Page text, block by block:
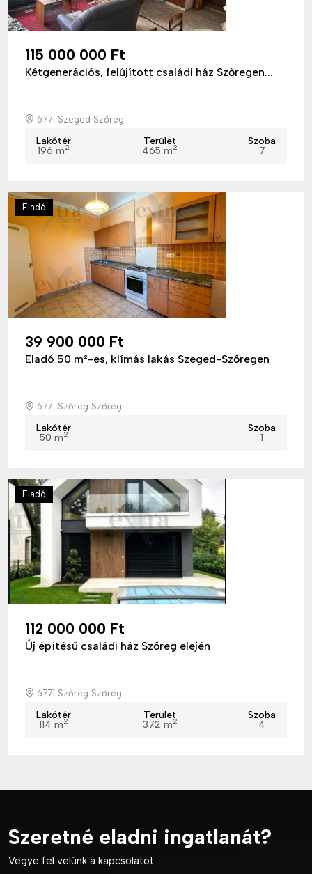
115 000 000 Ft
Kétgenerációs, felújított családi ház Szőregen...
6771 Szeged Szőreg
Lakótér
196 m2
Terület
465 m2
Szoba
7
Eladó
39 900 000 Ft
Eladó 50 m²-es, klímás lakás Szeged-Szőregen
6771 Szőreg Szőreg
Lakótér
50 m2
Szoba
1
Eladó
112 000 000 Ft
Új építésű családi ház Szőreg elején
6771 Szőreg Szőreg
Lakótér
114 m2
Terület
372 m2
Szoba
4
Szeretné eladni ingatlanát?
Vegye fel velünk a kapcsolatot.